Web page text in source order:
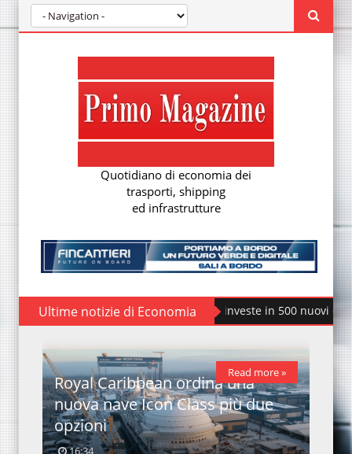
Quotidiano di economia dei
trasporti, shipping
ed infrastrutture
Ultime notizie di Economia Fondo Piccoli Comuni:
Royal Caribbean ordina una
nuova nave Icon Class più due
opzioni
16:34
Read more »